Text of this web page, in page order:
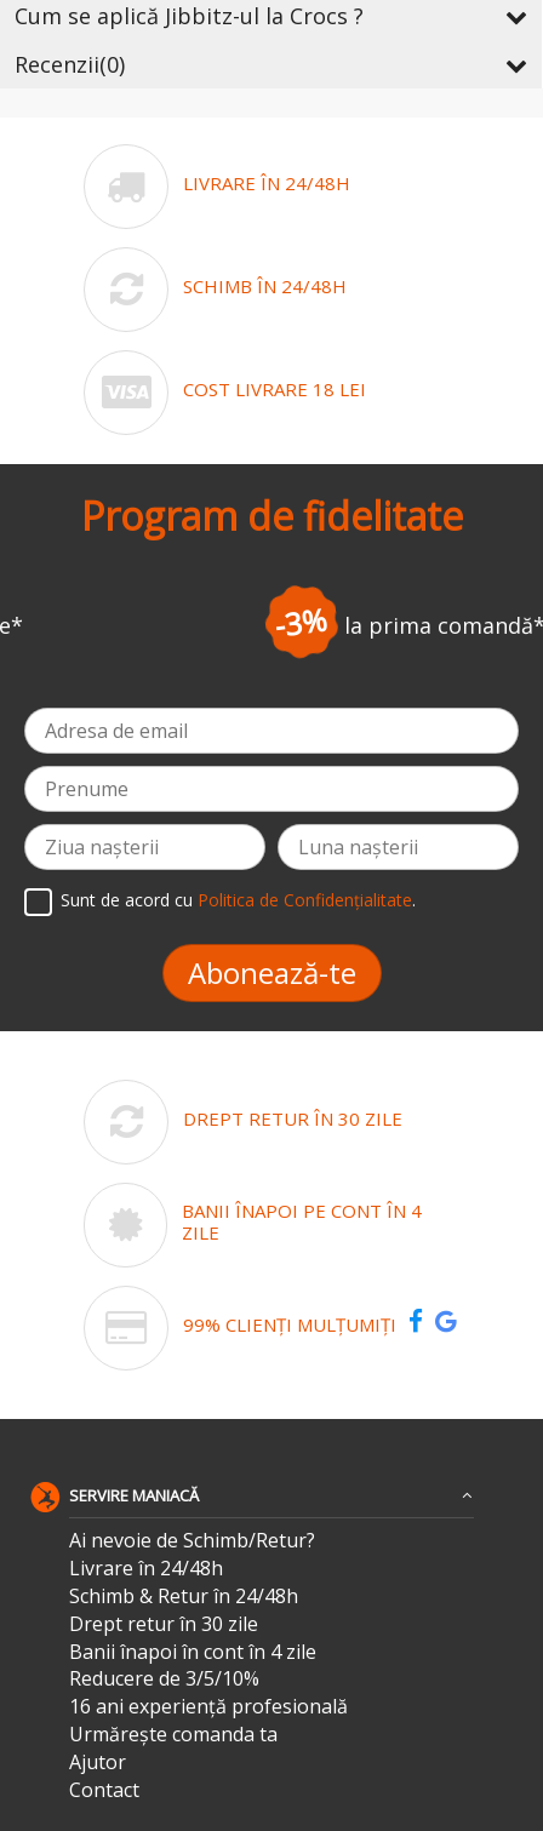
Cum se aplică Jibbitz-ul la Crocs ?
Recenzii(0)
LIVRARE ÎN 24/48H
SCHIMB ÎN 24/48H
COST LIVRARE 18 LEI
Program de fidelitate
la prima comandă*
Sunt de acord cu Politica de Confidențialitate.
Abonează-te
DREPT RETUR ÎN 30 ZILE
BANII ÎNAPOI PE CONT ÎN 4
ZILE
99% CLIENȚI MULȚUMIȚI
SERVIRE MANIACĂ
Ai nevoie de Schimb/Retur?
Livrare în 24/48h
Schimb & Retur în 24/48h
Drept retur în 30 zile
Banii înapoi în cont în 4 zile
Reducere de 3/5/10%
16 ani experiență profesională
Urmărește comanda ta
Ajutor
Contact